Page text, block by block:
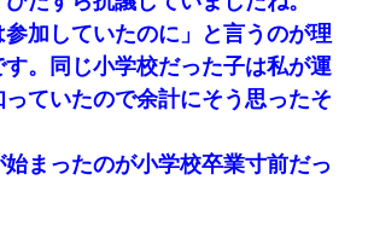
相手『 』結果→
でる女性が鍵をわかりやすいところに隠し
「忍びこんでみよう！」→ 結果
れを知った義両親が「旅行代金を出せ！」
担しろ！」「金の管理は私達がする！」と
。
参加していたのに」と言うのが理
。同じ小学校だった子は私が運
ていたので余計にそう思ったそ
始まったのが小学校卒業寸前だっ